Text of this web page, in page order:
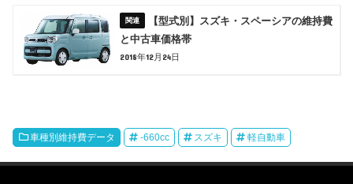
【型式別】スズキ・スペーシアの維持費
と中古車価格帯
2018年12月24日
車種別維持費データ -660cc スズキ 軽自動車